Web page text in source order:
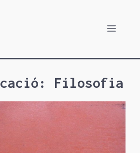
Menú
Filosofia